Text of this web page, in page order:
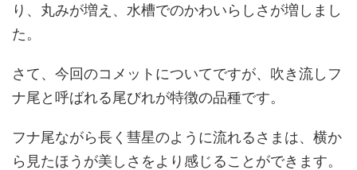
り、丸みが増え、水槽でのかわいらしさが増しまし
た。
さて、今回のコメットについてですが、吹き流しフ
ナ尾と呼ばれる尾びれが特徴の品種です。
フナ尾ながら長く彗星のように流れるさまは、横か
ら見たほうが美しさをより感じることができます。